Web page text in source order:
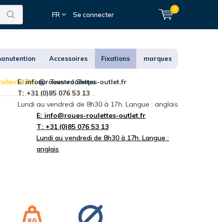
FR Se connecter
0
Accessoires Fixations marques
4,8/5sur Trusted Shops
E:info@roues-roulettes-outlet.fr
T: +31 (0)85 076 53 13
Lundi au vendredi de 8h30 à 17h. Langue : anglais
E: info@roues-roulettes-outlet.fr
T: +31 (0)85 076 53 13
Lundi au vendredi de 8h30 à 17h. Langue :
anglais